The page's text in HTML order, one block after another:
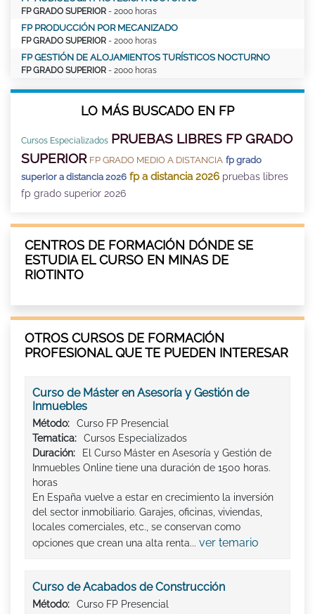
FP GRADO SUPERIOR - 2000 horas
FP PRODUCCIÓN POR MECANIZADO
FP GRADO SUPERIOR - 2000 horas
FP GESTIÓN DE ALOJAMIENTOS TURÍSTICOS NOCTURNO
FP GRADO SUPERIOR - 2000 horas
LO MÁS BUSCADO EN FP
Cursos Especializados PRUEBAS LIBRES FP GRADO
SUPERIOR FP GRADO MEDIO A DISTANCIA fp grado
superior a distancia 2026 fp a distancia 2026 pruebas libres
fp grado superior 2026
CENTROS DE FORMACIÓN DÓNDE SE
ESTUDIA EL CURSO EN MINAS DE
RIOTINTO
OTROS CURSOS DE FORMACIÓN
PROFESIONAL QUE TE PUEDEN INTERESAR
Curso de Máster en Asesoría y Gestión de
Inmuebles
Método:
Curso FP Presencial
Tematica:
Cursos Especializados
Duración:
El Curso Máster en Asesoría y Gestión de
Inmuebles Online tiene una duración de 1500 horas.
horas
En España vuelve a estar en crecimiento la inversión
del sector inmobiliario. Garajes, oficinas, viviendas,
locales comerciales, etc., se conservan como
opciones que crean una alta renta... ver temario
Curso de Acabados de Construcción
Método:
Curso FP Presencial